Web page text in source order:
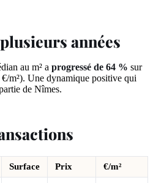
années
au m² a progressé de 64 % sur
m²). Une dynamique positive qui
de Nîmes.
Surface Prix €/m²